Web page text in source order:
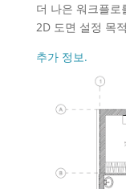
더 나은 워크플로
2D 도면 설정 목
추가 정보.